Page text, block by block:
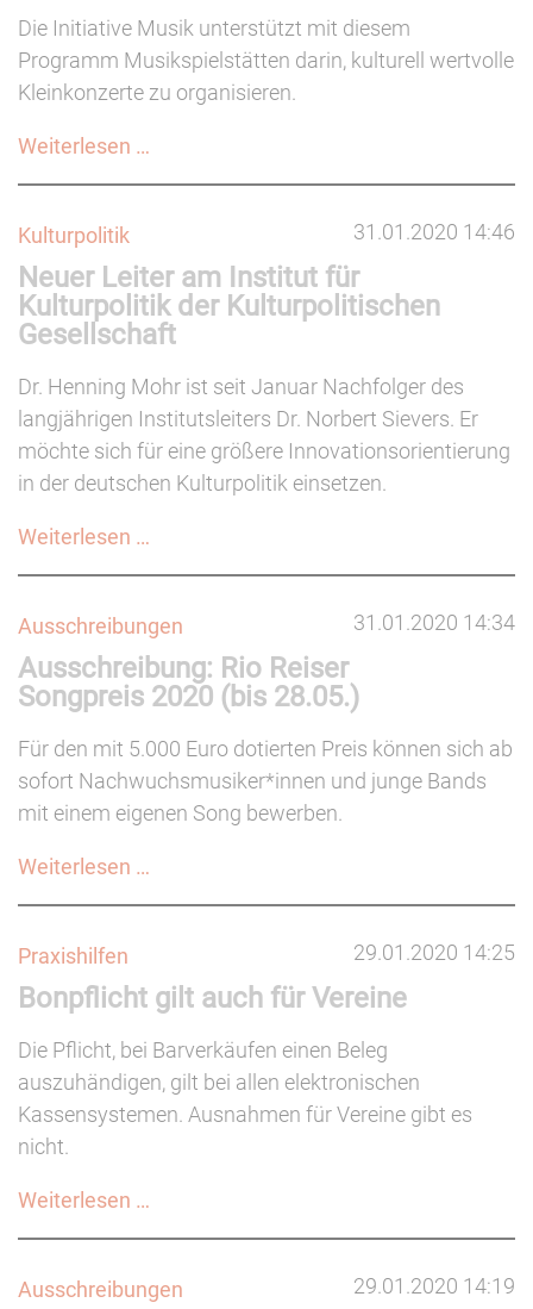
Die Initiative Musik unterstützt mit diesem
Programm Musikspielstätten darin, kulturell wertvolle
Kleinkonzerte zu organisieren.
Weiterlesen …
Neues
Programm
zur
von
Kleinkonzerten
(bis
23.02.)
31.01.2020 14:46
Kulturpolitik
Neuer Leiter am Institut für
Kulturpolitik der Kulturpolitischen
Gesellschaft
Dr. Henning Mohr ist seit Januar Nachfolger des
langjährigen Institutsleiters Dr. Norbert Sievers. Er
möchte sich für eine größere Innovationsorientierung
in der deutschen Kulturpolitik einsetzen.
Weiterlesen …
Institut
für
Kulturpolitik
Kulturpolitischen
Gesellschaft
31.01.2020 14:34
Ausschreibungen
Ausschreibung: Rio Reiser
Songpreis 2020 (bis 28.05.)
Für den mit 5.000 Euro dotierten Preis können sich ab
sofort Nachwuchsmusiker*innen und junge Bands
mit einem eigenen Song bewerben.
Weiterlesen …
2020
28.05.)
29.01.2020 14:25
Praxishilfen
Bonpflicht gilt auch für Vereine
Die Pflicht, bei Barverkäufen einen Beleg
auszuhändigen, gilt bei allen elektronischen
Kassensystemen. Ausnahmen für Vereine gibt es
nicht.
Weiterlesen …
für
29.01.2020 14:19
Ausschreibungen